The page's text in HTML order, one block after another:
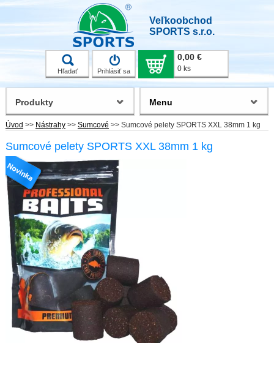
Veľkoobchod
SPORTS s.r.o.
Hľadať Prihlásiť sa
0,00 €
0 ks
Úvod >> Nástrahy >> Sumcové >> Sumcové pelety SPORTS XXL 38mm 1 kg
Sumcové pelety SPORTS XXL 38mm 1 kg
Produkty Menu